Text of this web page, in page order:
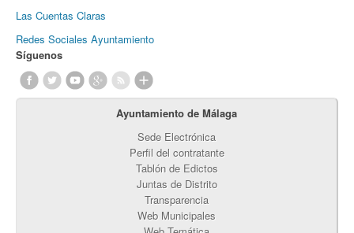
Las Cuentas Claras
Redes Sociales Ayuntamiento
Síguenos
Ayuntamiento de Málaga
Sede Electrónica
Perfil del contratante
Tablón de Edictos
Juntas de Distrito
Transparencia
Web Municipales